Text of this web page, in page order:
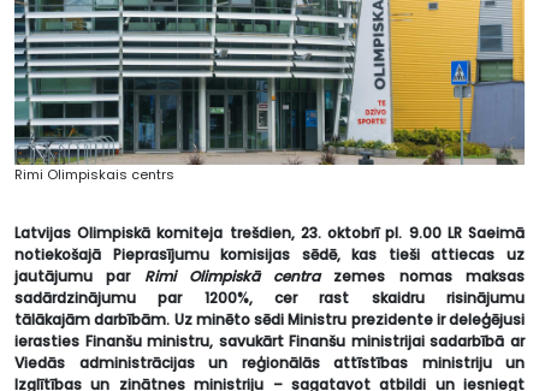
Rimi Olimpiskais centrs
Latvijas Olimpiskā komiteja trešdien, 23. oktobrī pl. 9.00 LR Saeimā
notiekošajā Pieprasījumu komisijas sēdē, kas tieši attiecas uz
jautājumu par Rimi Olimpiskā centra
zemes nomas maksas
sadārdzinājumu par 1200%, cer rast skaidru risinājumu
tālākajāmdarbībām. Uz minēto sēdi Ministru prezidente ir deleģējusi
ierasties Finanšu ministru, savukārt Finanšu ministrijai sadarbībā ar
Viedās administrācijas un reģionālās attīstības ministriju un
Izglītības un zinātnes ministriju – sagatavot atbildi un iesniegt